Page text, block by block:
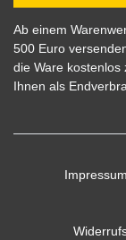
Ab einem
500 Euro
die Ware kostenlos
Ihnen als
Impressum